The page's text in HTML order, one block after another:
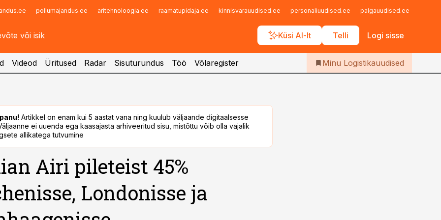
pollumajandus.ee aritehnoloogia.ee raamatupidaja.ee kinnisvarauudised.ee personaliuudised.ee palgauudised.ee
Küsi AI-lt Telli Logi sisse
Infopank
Iseteenindus
Telli Logistikauudised
Videod Üritused Radar Sisuturundus Töö Võlaregister Minu Logistikauudised
Artikkel on enam kui 5 aastat vana ning kuulub väljaande digitaalsesse
ei uuenda ega kaasajasta arhiveeritud sisu, mistõttu võib olla vajalik
allikatega tutvumine
Airi pileteist 45%
Londonisse ja